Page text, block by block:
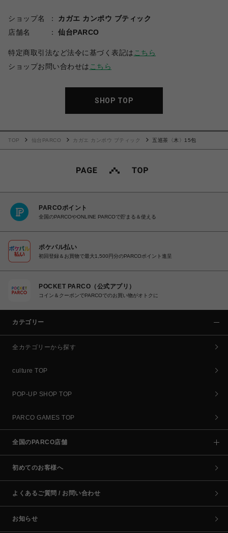
ショップ名
カガエ カンポウ ブティック
店舗名
仙台PARCO
特定商取引法など法令に基づく表記は こちら
ショップお問い合わせは こちら
SHOP TOP
TOP 仙台PARCO カガエ カンポウ ブティック 五巡茶〈木〉15包
PARCOポイント
全国のPARCOやONLINE PARCOで貯まる＆使える
ポケパル払い
初回登録＆お買物で最大1,500円分のPARCOポイント進呈
POCKET PARCO（公式アプリ）
コイン＆クーポンでPARCOでのお買い物がオトクに
カテゴリー
全カテゴリーから探す
culture TOP
POP-UP SHOP TOP
PARCO GAMES TOP
全国のPARCO店舗
初めてのお客様へ
よくあるご質問 / お問い合わせ
お知らせ